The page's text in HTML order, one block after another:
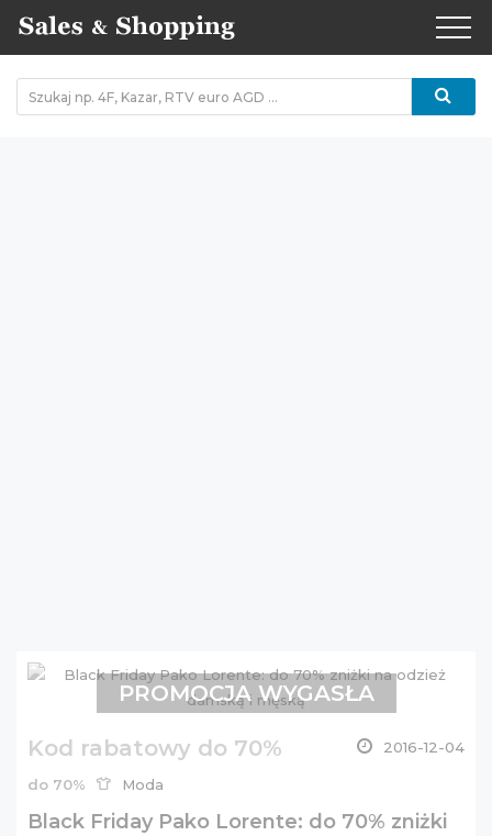
Kod rabatowy do 70% 2016-12-04
do 70% Moda
Black Friday Pako Lorente: do 70% zniżki
PROMOCJA WYGASŁA